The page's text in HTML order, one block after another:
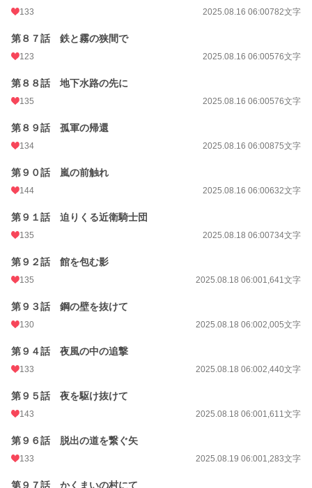
133 2025.08.16 06:00782文字
第８７話 鉄と霧の狭間で
123 2025.08.16 06:00576文字
第８８話 地下水路の先に
135 2025.08.16 06:00576文字
第８９話 孤軍の帰還
134 2025.08.16 06:00875文字
第９０話 嵐の前触れ
144 2025.08.16 06:00632文字
第９１話 迫りくる近衛騎士団
135 2025.08.18 06:00734文字
第９２話 館を包む影
135 2025.08.18 06:001,641文字
第９３話 鋼の壁を抜けて
130 2025.08.18 06:002,005文字
第９４話 夜風の中の追撃
133 2025.08.18 06:002,440文字
第９５話 夜を駆け抜けて
143 2025.08.18 06:001,611文字
第９６話 脱出の道を繋ぐ矢
133 2025.08.19 06:001,283文字
第９７話 かくまいの村にて